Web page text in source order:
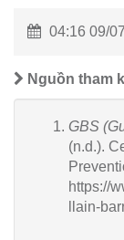
04:16 09/
Nguồn tham
GBS
(n.d.).
https://
llain-